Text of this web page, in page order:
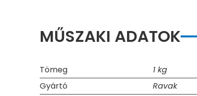
MŰSZAKI ADATOK
Tömeg
1 kg
Gyártó
Ravak